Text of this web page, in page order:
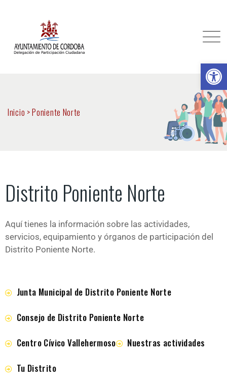
Inicio >Poniente Norte
Distrito Poniente Norte
Aquí tienes la información sobre las actividades,
servicios, equipamiento y órganos de participación del
Distrito Poniente Norte.
Junta Municipal de Distrito Poniente Norte
Consejo de Distrito Poniente Norte
Centro Cívico Vallehermoso
Nuestras actividades
Tu Distrito